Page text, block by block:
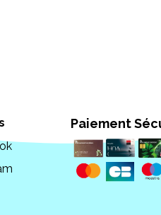
Paiement